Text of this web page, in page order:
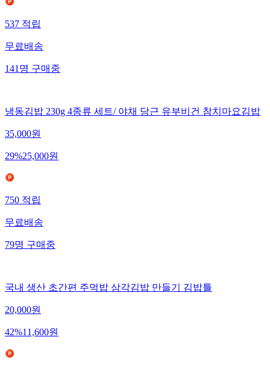
537적립
무료배송
141명구매중
냉동김밥 230g 4종류 세트/ 야채 당근 유부비건 참치마요김밥
35,000원
29%25,000원
750적립
무료배송
79명구매중
국내 생산 초간편 주먹밥 삼각김밥 만들기 김밥틀
20,000원
42%11,600원